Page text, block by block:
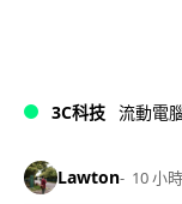
3C科技 流動電
Lawton 10 小時